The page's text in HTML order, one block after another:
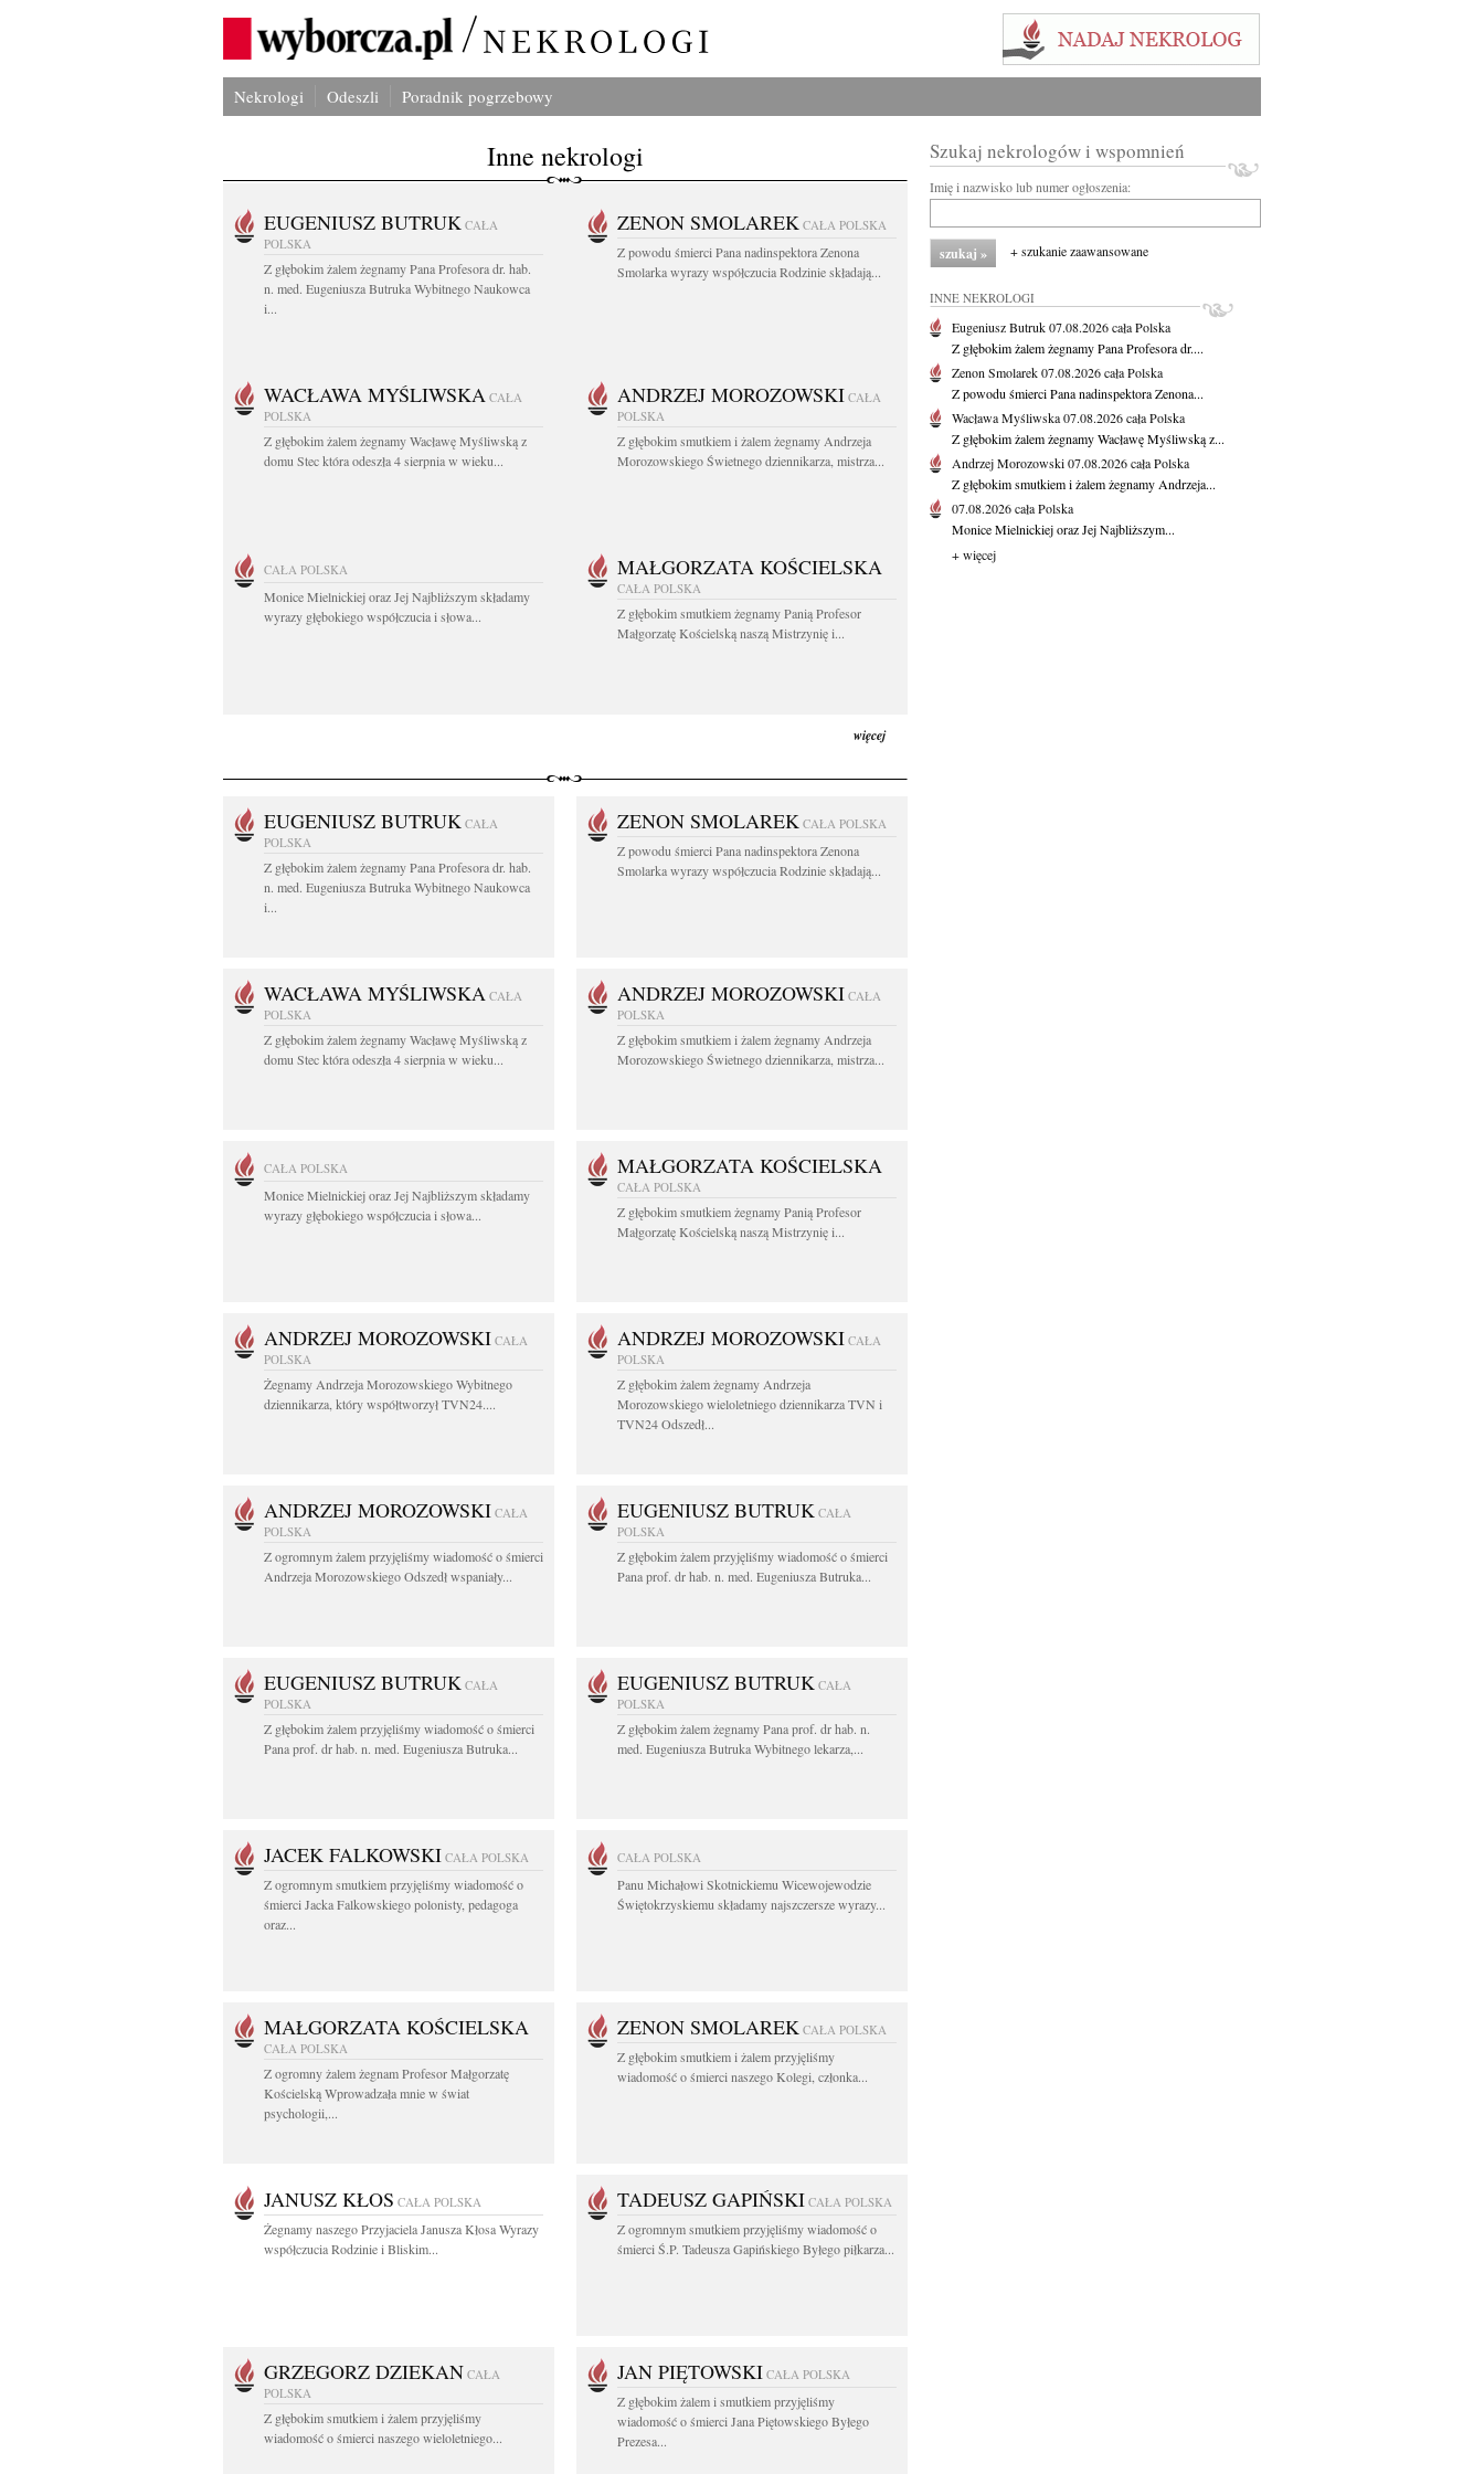
Nekrologi Odeszli Poradnik pogrzebowy
Inne nekrologi
EUGENIUSZ BUTRUK CAŁA
POLSKA
Z głębokim żalem żegnamy Pana Profesora dr. hab.
n. med. Eugeniusza Butruka Wybitnego Naukowca
i...
ZENON SMOLAREK CAŁA POLSKA
Z powodu śmierci Pana nadinspektora Zenona
Smolarka wyrazy współczucia Rodzinie składają...
WACŁAWA MYŚLIWSKA CAŁA
POLSKA
Z głębokim żalem żegnamy Wacławę Myśliwską z
domu Stec która odeszła 4 sierpnia w wieku...
ANDRZEJ MOROZOWSKI CAŁA
POLSKA
Z głębokim smutkiem i żalem żegnamy Andrzeja
Morozowskiego Świetnego dziennikarza, mistrza...
CAŁA POLSKA
Monice Mielnickiej oraz Jej Najbliższym składamy
wyrazy głębokiego współczucia i słowa...
MAŁGORZATA KOŚCIELSKA
CAŁA POLSKA
Z głębokim smutkiem żegnamy Panią Profesor
Małgorzatę Kościelską naszą Mistrzynię i...
więcej
EUGENIUSZ BUTRUK CAŁA
POLSKA
Z głębokim żalem żegnamy Pana Profesora dr. hab.
n. med. Eugeniusza Butruka Wybitnego Naukowca
i...
ZENON SMOLAREK CAŁA POLSKA
Z powodu śmierci Pana nadinspektora Zenona
Smolarka wyrazy współczucia Rodzinie składają...
WACŁAWA MYŚLIWSKA CAŁA
POLSKA
Z głębokim żalem żegnamy Wacławę Myśliwską z
domu Stec która odeszła 4 sierpnia w wieku...
ANDRZEJ MOROZOWSKI CAŁA
POLSKA
Z głębokim smutkiem i żalem żegnamy Andrzeja
Morozowskiego Świetnego dziennikarza, mistrza...
CAŁA POLSKA
Monice Mielnickiej oraz Jej Najbliższym składamy
wyrazy głębokiego współczucia i słowa...
MAŁGORZATA KOŚCIELSKA
CAŁA POLSKA
Z głębokim smutkiem żegnamy Panią Profesor
Małgorzatę Kościelską naszą Mistrzynię i...
ANDRZEJ MOROZOWSKI CAŁA
POLSKA
Żegnamy Andrzeja Morozowskiego Wybitnego
dziennikarza, który współtworzył TVN24....
ANDRZEJ MOROZOWSKI CAŁA
POLSKA
Z głębokim żalem żegnamy Andrzeja
Morozowskiego wieloletniego dziennikarza TVN i
TVN24 Odszedł...
ANDRZEJ MOROZOWSKI CAŁA
POLSKA
Z ogromnym żalem przyjęliśmy wiadomość o śmierci
Andrzeja Morozowskiego Odszedł wspaniały...
EUGENIUSZ BUTRUK CAŁA
POLSKA
Z głębokim żalem przyjęliśmy wiadomość o śmierci
Pana prof. dr hab. n. med. Eugeniusza Butruka...
EUGENIUSZ BUTRUK CAŁA
POLSKA
Z głębokim żalem przyjęliśmy wiadomość o śmierci
Pana prof. dr hab. n. med. Eugeniusza Butruka...
EUGENIUSZ BUTRUK CAŁA
POLSKA
Z głębokim żalem żegnamy Pana prof. dr hab. n.
med. Eugeniusza Butruka Wybitnego lekarza,...
JACEK FALKOWSKI CAŁA POLSKA
Z ogromnym smutkiem przyjęliśmy wiadomość o
śmierci Jacka Falkowskiego polonisty, pedagoga
oraz...
CAŁA POLSKA
Panu Michałowi Skotnickiemu Wicewojewodzie
Świętokrzyskiemu składamy najszczersze wyrazy...
MAŁGORZATA KOŚCIELSKA
CAŁA POLSKA
Z ogromny żalem żegnam Profesor Małgorzatę
Kościelską Wprowadzała mnie w świat
psychologii,...
ZENON SMOLAREK CAŁA POLSKA
Z głębokim smutkiem i żalem przyjęliśmy
wiadomość o śmierci naszego Kolegi, członka...
JANUSZ KŁOS CAŁA POLSKA
Żegnamy naszego Przyjaciela Janusza Kłosa Wyrazy
współczucia Rodzinie i Bliskim...
TADEUSZ GAPIŃSKI CAŁA POLSKA
Z ogromnym smutkiem przyjęliśmy wiadomość o
śmierci Ś.P. Tadeusza Gapińskiego Byłego piłkarza...
GRZEGORZ DZIEKAN CAŁA
POLSKA
Z głębokim smutkiem i żalem przyjęliśmy
wiadomość o śmierci naszego wieloletniego...
JAN PIĘTOWSKI CAŁA POLSKA
Z głębokim żalem i smutkiem przyjęliśmy
wiadomość o śmierci Jana Piętowskiego Byłego
Prezesa...
Szukaj nekrologów i wspomnień
Imię i nazwisko lub numer ogłoszenia:
+ szukanie zaawansowane
INNE NEKROLOGI
Eugeniusz Butruk07.08.2026cała Polska
Z głębokim żalem żegnamy Pana Profesora dr....
Zenon Smolarek07.08.2026cała Polska
Z powodu śmierci Pana nadinspektora Zenona...
Wacława Myśliwska07.08.2026cała Polska
Z głębokim żalem żegnamy Wacławę Myśliwską z...
Andrzej Morozowski07.08.2026cała Polska
Z głębokim smutkiem i żalem żegnamy Andrzeja...
07.08.2026cała Polska
Monice Mielnickiej oraz Jej Najbliższym...
+ więcej